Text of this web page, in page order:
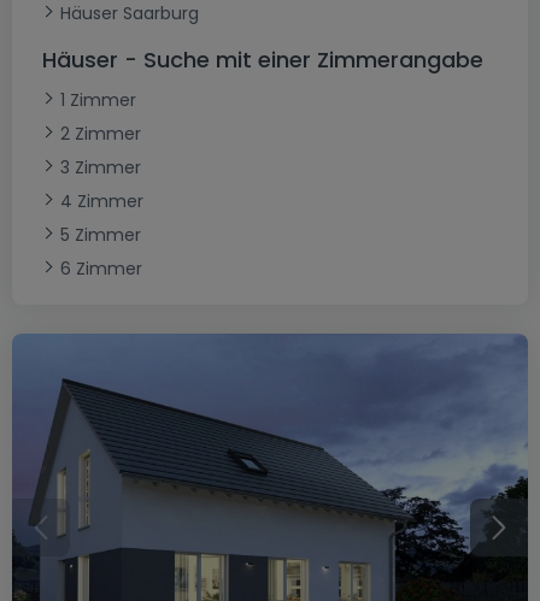
Häuser Saarburg
Häuser - Suche mit einer Zimmerangabe
1 Zimmer
2 Zimmer
3 Zimmer
4 Zimmer
5 Zimmer
6 Zimmer